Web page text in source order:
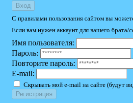
Вход
С правилами пользования сайтом вы
Если вам нужен аккаунт для вашего
Имя пользователя:
Пароль:
Повторите пароль:
E-mail:
Скрывать мой e-mail на сайте (будут